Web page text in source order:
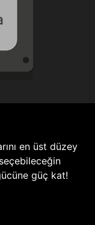
en üst düzey
güç kat!